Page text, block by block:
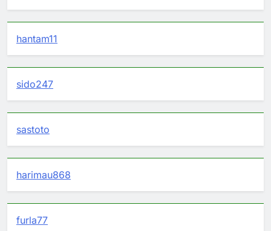
hantam11
sido247
sastoto
harimau868
furla77